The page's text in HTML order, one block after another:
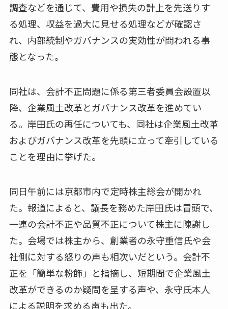
調査などを通じて、費用や損失の計上を先送りす
る処理、収益を過大に見せる処理などが確認さ
れ、内部統制やガバナンスの実効性が問われる事
態となった。
同社は、会計不正問題に係る第三者委員会設置以
降、企業風土改革とガバナンス改革を進めてい
る。岸田氏の再任についても、同社は企業風土改革
およびガバナンス改革を先頭に立って牽引している
ことを理由に挙げた。
同日午前には京都市内で定時株主総会が開かれ
た。報道によると、議長を務めた岸田氏は冒頭で、
一連の会計不正や品質不正について株主に陳謝し
た。会場では株主から、創業者の永守重信氏や会
社側に対する怒りの声も相次いだという。会計不
正を「簡単な粉飾」と指摘し、短期間で企業風土
改革ができるのか疑問を呈する声や、永守氏本人
による説明を求める声も出た。